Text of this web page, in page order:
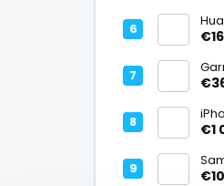
€1